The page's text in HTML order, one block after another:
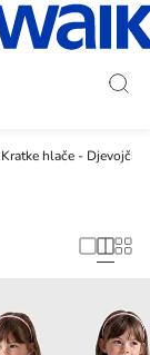
Kratke hlače - Djevojčice